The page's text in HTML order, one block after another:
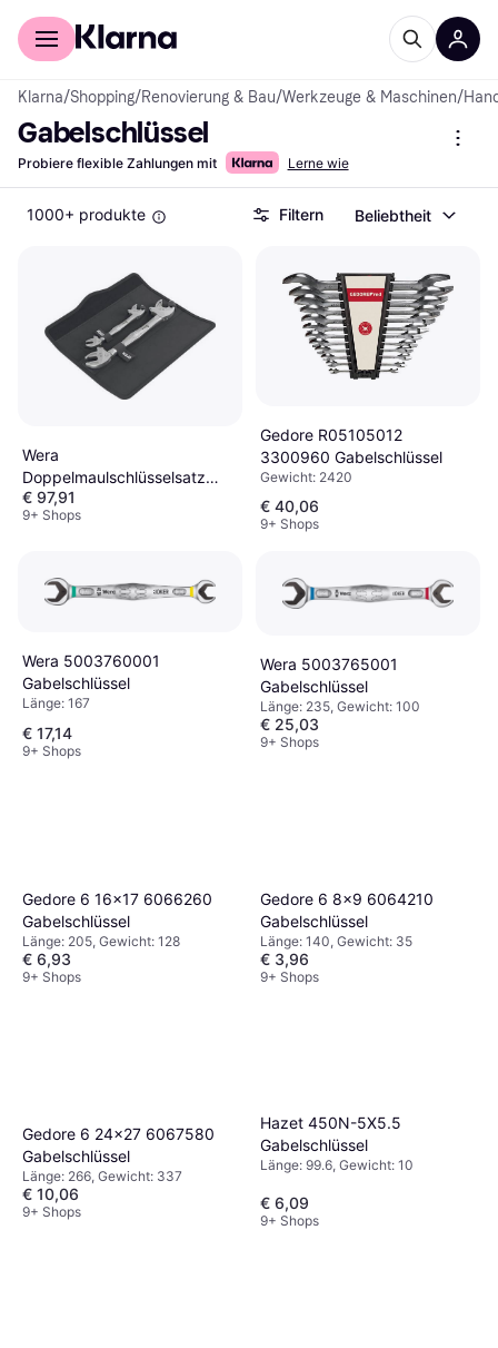
Für Shopper
Klarna/Shopping/Renovierung & Bau/Werkzeuge & Maschinen/
Gabelschlüssel
Probiere flexible Zahlungen mit Lerne wie
1000+ produkte Filtern Beliebtheit
Wera
Doppelmaulschlüsselsatz
6006 Joker 2 Set 1
Gabelschlüssel
€ 97,91
9+ Shops
Gedore R05105012
3300960 Gabelschlüssel
Gewicht: 2420
€ 40,06
9+ Shops
Wera 5003760001
Gabelschlüssel
Länge: 167
€ 17,14
9+ Shops
Wera 5003765001
Gabelschlüssel
Länge: 235, Gewicht: 100
€ 25,03
9+ Shops
Gedore 6 16x17 6066260
Gabelschlüssel
Länge: 205, Gewicht: 128
€ 6,93
9+ Shops
Gedore 6 8x9 6064210
Gabelschlüssel
Länge: 140, Gewicht: 35
€ 3,96
9+ Shops
Gedore 6 24x27 6067580
Gabelschlüssel
Länge: 266, Gewicht: 337
€ 10,06
9+ Shops
Hazet 450N-5X5.5
Gabelschlüssel
Länge: 99.6, Gewicht: 10
€ 6,09
9+ Shops